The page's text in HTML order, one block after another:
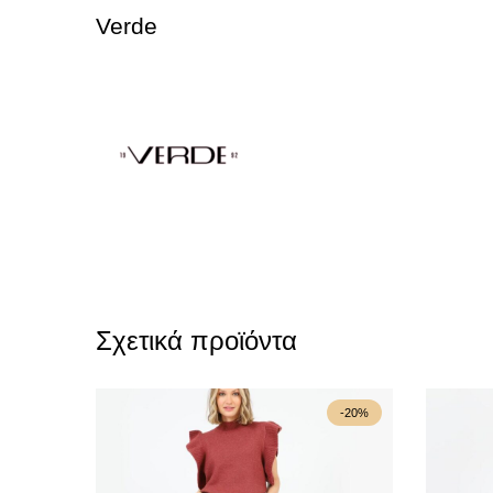
Verde
Σχετικά προϊόντα
-20%